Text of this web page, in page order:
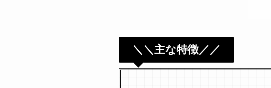
＼＼主な特徴／／